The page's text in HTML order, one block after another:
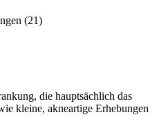
(21)
die hauptsächlich das
kleine, akneartige Erhebungen